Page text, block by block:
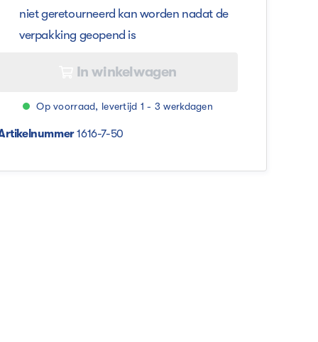
niet geretourneerd kan worden nadat de
verpakking geopend is
In winkelwagen
Op voorraad, levertijd 1 - 3 werkdagen
1616-7-50